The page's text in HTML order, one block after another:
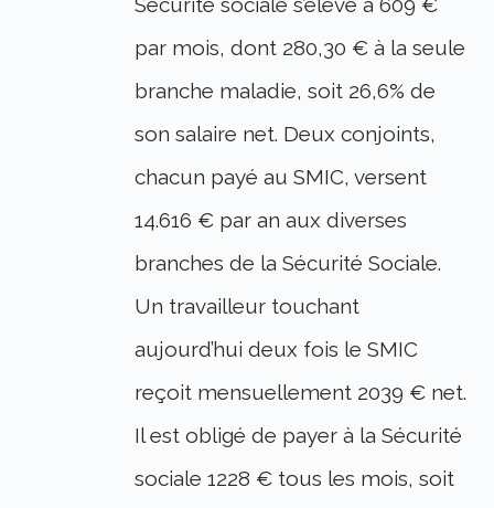
par mois, dont 280,30 € à la seule
branche maladie, soit 26,6% de
son salaire net. Deux conjoints,
chacun payé au SMIC, versent
14.616 € par an aux diverses
branches de la Sécurité Sociale.
Un travailleur touchant
aujourd’hui deux fois le SMIC
reçoit mensuellement 2039 € net.
Il est obligé de payer à la Sécurité
sociale 1228 € tous les mois, soit